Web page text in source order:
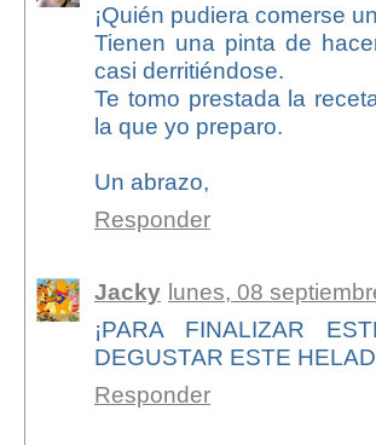
¡Quién pudiera comerse
Tienen una pinta de
casi derritiéndose.
Te tomo prestada la
la que yo preparo.
Un abrazo,
Responder
Jacky lunes, 08
¡PARA FINALIZAR
DEGUSTAR ESTE
Responder